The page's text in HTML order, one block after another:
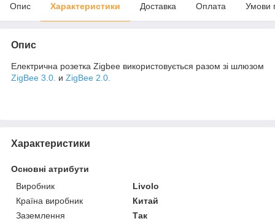
Опис Характеристики Доставка Оплата Умови
Опис
Електрична розетка Zigbee використовується разом зі шлюзом
ZigBee 3.0. и ZigBee 2.0.
Характеристики
Основні атрибути
Виробник
Livolo
Країна виробник
Китай
Заземлення
Так